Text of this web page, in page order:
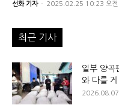
선화 기자 - 2025.02.25 10:23 오전
최근 기사
일부 양곡
와 다를 게
2026.08.07